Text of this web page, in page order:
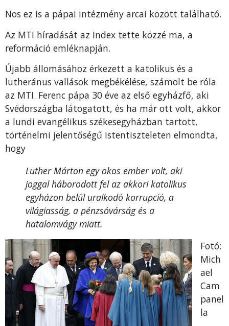
Nos ez is a pápai intézmény arcai között található.
Az MTI híradását az Index tette közzé ma, a
reformáció emléknapján.
Újabb állomásához érkezett a katolikus és a
lutheránus vallások megbékélése, számolt be róla
az MTI. Ferenc pápa 30 éve az első egyházfő, aki
Svédországba látogatott, és ha már ott volt, akkor
a lundi evangélikus székesegyházban tartott,
történelmi jelentőségű istentiszteleten elmondta,
hogy
Luther Márton egy okos ember volt, aki
joggal háborodott fel az akkori katolikus
egyházon belül uralkodó korrupció, a
világiasság, a pénzsóvárság és a
hatalomvágy miatt.
Fotó:
Mich
ael
Cam
panel
la